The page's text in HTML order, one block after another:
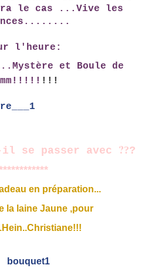
le cas ...Vive les
l'heure:
et Boule de
!!!
il se passer avec ???
en préparation...
la laine Jaune ,pour